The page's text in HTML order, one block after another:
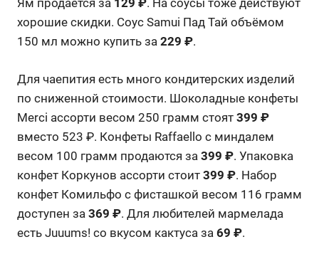
Ям продаётся за 129 ₽. На соусы тоже действуют
хорошие скидки. Соус Samui Пад Тай объёмом
150 мл можно купить за 229 ₽.
Для чаепития есть много кондитерских изделий
по сниженной стоимости. Шоколадные конфеты
Merci ассорти весом 250 грамм стоят 399 ₽
вместо 523 ₽. Конфеты Raffaello с миндалем
весом 100 грамм продаются за 399 ₽. Упаковка
конфет Коркунов ассорти стоит 399 ₽. Набор
конфет Комильфо с фисташкой весом 116 грамм
доступен за 369 ₽. Для любителей мармелада
есть Juuums! со вкусом кактуса за 69 ₽.